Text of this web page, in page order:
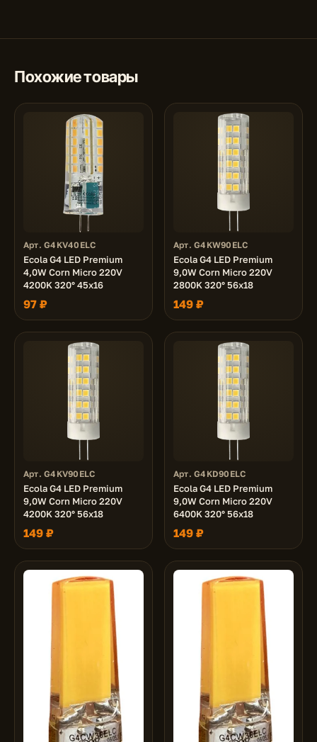
Похожие товары
Арт. G4KV40ELC
Ecola G4 LED Premium
4,0W Corn Micro 220V
4200K 320° 45x16
97 ₽
Арт. G4KW90ELC
Ecola G4 LED Premium
9,0W Corn Micro 220V
2800K 320° 56x18
149 ₽
Арт. G4KV90ELC
Ecola G4 LED Premium
9,0W Corn Micro 220V
4200K 320° 56x18
149 ₽
Арт. G4KD90ELC
Ecola G4 LED Premium
9,0W Corn Micro 220V
6400K 320° 56x18
149 ₽